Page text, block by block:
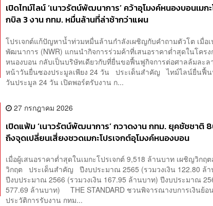
เปิดไทม์ไลน์ ‘เนาวรัตน์พัฒนาการ’ คว้าอุโมงค์หนองบอนเมก
กบิล 3 งาน กทม. หมื่นล้านที่ล่าช้ากว่าแผน
โปรเจกต์แก้ปัญหาน้ำท่วมหมื่นล้านกำลังเผชิญกับคำถามตัวโต เมื่อ
พัฒนาการ (NWR) แกนนำกิจการร่วมค้าที่เสนอราคาต่ำสุดในโครง
หนองบอน กลับเป็นบริษัทเดียวกับที่ยื่นขอฟื้นฟูกิจการต่อศาลล้มละล
หน้าวันยื่นซองประมูลเพียง 24 วัน ประเด็นสำคัญ ไทม์ไลน์ยื่นฟื้น
วันประมูล 24 วัน เปิดพอร์ตรับงาน ก...
27 กรกฎาคม 2026
เปิดแฟ้ม ‘เนาวรัตน์พัฒนาการ’ กวาดงาน กทม. ยุคชัชชาติ
ถึงจุดเปลี่ยนเสี่ยงชวดเมกะโปรเจกต์อุโมงค์หนองบอน
เมื่อผู้เสนอราคาต่ำสุดในเมกะโปรเจกต์ 9,518 ล้านบาท เผชิญวิกฤ
วิกฤต ประเด็นสำคัญ ปีงบประมาณ 2565 (รวมวงเงิน 122.80 ล้
ปีงบประมาณ 2566 (รวมวงเงิน 167.95 ล้านบาท) ปีงบประมาณ
577.69 ล้านบาท) THE STANDARD ชวนพิจารณางบการเงินย้อ
ประวัติการรับงาน กทม...